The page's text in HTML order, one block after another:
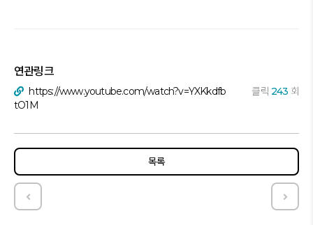
연관링크
https://www.youtube.com/watch?v=YXKkdfb
tO1M
클릭 243 회
목록
2024 구로구공익활동지원센터 사업성과보고 『